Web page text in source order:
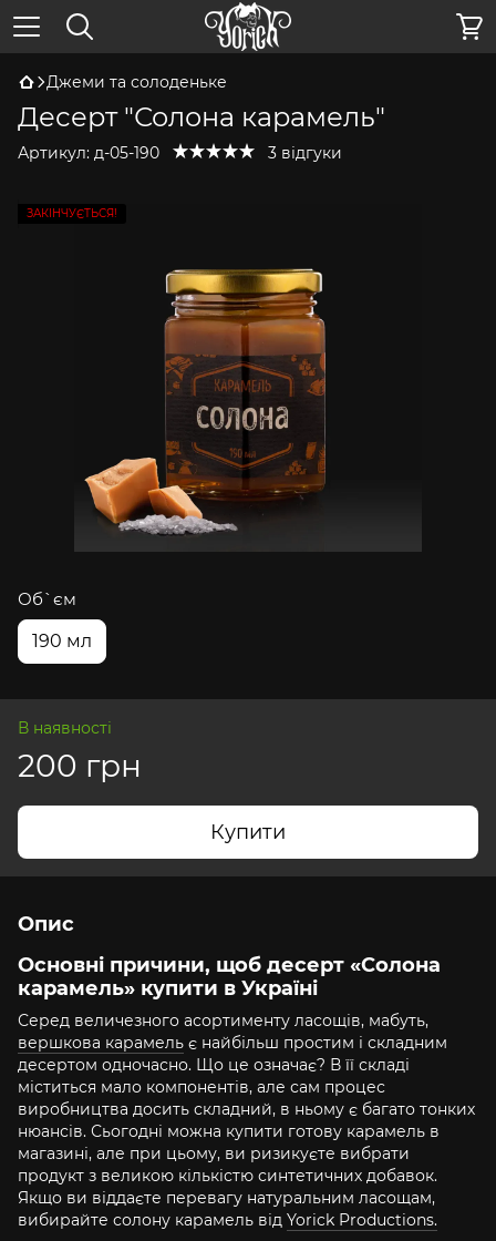
Джеми та солоденьке
Десерт "Солона карамель"
Артикул: д-05-190 3 відгуки
ЗАКІНЧУЄТЬСЯ!
Об`єм
190 мл
В наявності
200 грн
Купити
Опис
Основні причини, щоб десерт «Солона
карамель» купити в Україні
Серед величезного асортименту ласощів, мабуть,
вершкова карамель є найбільш простим і складним
десертом одночасно. Що це означає? В її складі
міститься мало компонентів, але сам процес
виробництва досить складний, в ньому є багато тонких
нюансів. Сьогодні можна купити готову карамель в
магазині, але при цьому, ви ризикуєте вибрати
продукт з великою кількістю синтетичних добавок.
Якщо ви віддаєте перевагу натуральним ласощам,
вибирайте солону карамель від Yorick Productions.